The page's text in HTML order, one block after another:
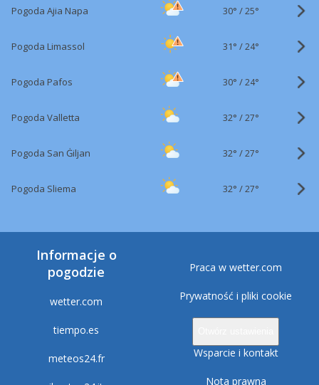
Pogoda Ajia Napa 30° /25°
Pogoda Limassol 31° /24°
Pogoda Pafos 30° /24°
Pogoda Valletta 32° /27°
Pogoda San Ġiljan 32° /27°
Pogoda Sliema 32° /27°
Informacje o
pogodzie
wetter.com
tiempo.es
meteos24.fr
Praca w wetter.com
Prywatność i pliki cookie
Wsparcie i kontakt
Nota prawna